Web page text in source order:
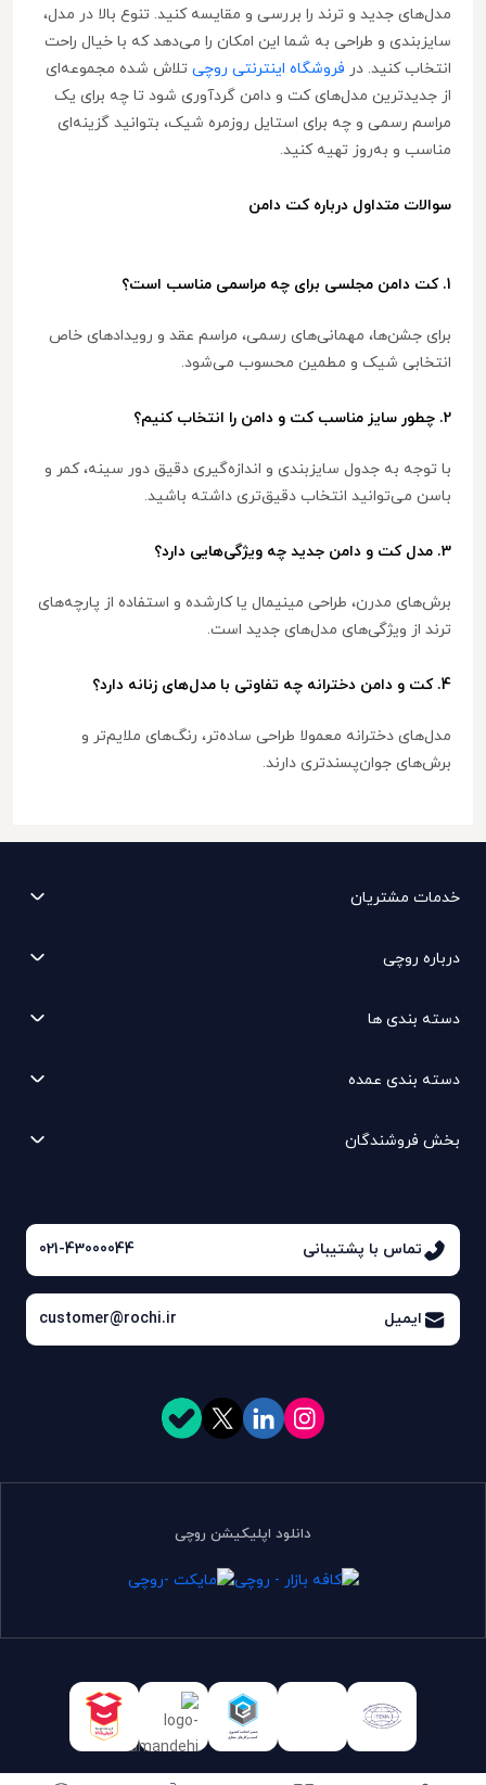
مدل‌های جدید و ترند را بررسی و مقایسه کنید. تنوع بالا در مدل،
سایزبندی و طراحی به شما این امکان را می‌دهد که با خیال راحت
انتخاب کنید. در فروشگاه اینترنتی روچی تلاش شده مجموعه‌ای
از جدیدترین مدل‌های کت و دامن گردآوری شود تا چه برای یک
مراسم رسمی و چه برای استایل روزمره شیک، بتوانید گزینه‌ای
مناسب و به‌روز تهیه کنید.
سوالات متداول درباره کت دامن
1. کت دامن مجلسی برای چه مراسمی مناسب است؟
برای جشن‌ها، مهمانی‌های رسمی، مراسم عقد و رویدادهای خاص
انتخابی شیک و مطمین محسوب می‌شود.
2. چطور سایز مناسب کت و دامن را انتخاب کنیم؟
با توجه به جدول سایزبندی و اندازه‌گیری دقیق دور سینه، کمر و
باسن می‌توانید انتخاب دقیق‌تری داشته باشید.
3. مدل کت و دامن جدید چه ویژگی‌هایی دارد؟
برش‌های مدرن، طراحی مینیمال یا کارشده و استفاده از پارچه‌های
ترند از ویژگی‌های مدل‌های جدید است.
4. کت و دامن دخترانه چه تفاوتی با مدل‌های زنانه دارد؟
مدل‌های دخترانه معمولا طراحی ساده‌تر، رنگ‌های ملایم‌تر و
برش‌های جوان‌پسندتری دارند.
خدمات مشتریان
درباره روچی
دسته بندی ها
دسته بندی عمده
بخش فروشندگان
تماس با پشتیبانی 021-43000044
ایمیل customer@rochi.ir
دانلود اپلیکیشن روچی